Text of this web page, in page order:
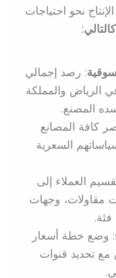
نحو احتياجات
كالتالي:
: رصد إجمالي
الرياض والمملكة
المصنع.
كافة المصانع
السعرية
العملاء إلى
مقاولات، وجهات
: وضع خطة أسعار
تحديد قنوات